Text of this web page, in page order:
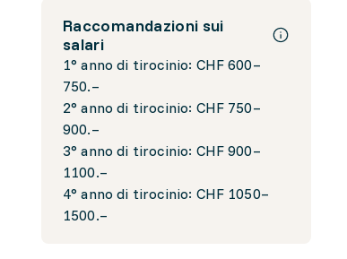
Raccomandazioni sui
salari
1° anno di tirocinio: CHF 600–
750.–
2° anno di tirocinio: CHF 750–
900.–
3° anno di tirocinio: CHF 900–
1100.–
4° anno di tirocinio: CHF 1050–
1500.–